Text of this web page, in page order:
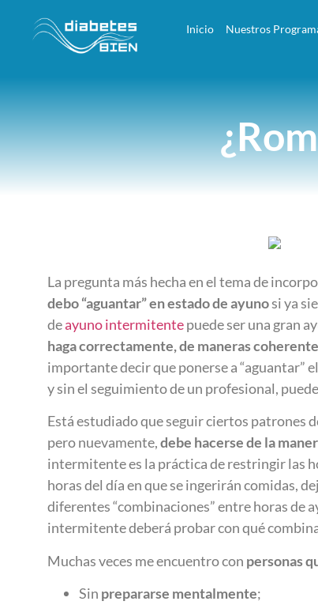
Inicio Nuestros
La pregunta más hecha en el tema de
debo “aguantar” en estado de ayunosi ya
deayuno intermitentepuede ser una gran
haga correctamente, de maneras
importante decir que ponerse a “aguantar”
y sin el seguimiento de un profesional,
Está estudiado que seguir ciertos patrones
pero nuevamente,debe hacerse de la
intermitente es la práctica de restringir las
horas del día en que se ingerirán comidas,
diferentes “combinaciones” entre horas de
intermitente deberá probar con qué
Muchas veces me encuentro con personas
Sin prepararse mentalmente;